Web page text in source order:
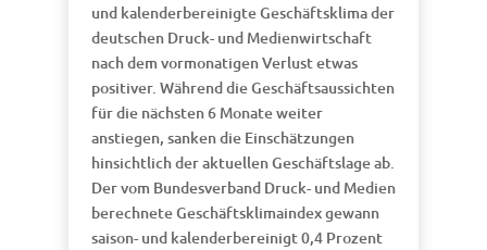
und kalenderbereinigte Geschäftsklima der
deutschen Druck- und Medienwirtschaft
nach dem vormonatigen Verlust etwas
positiver. Während die Geschäftsaussichten
für die nächsten 6 Monate weiter
anstiegen, sanken die Einschätzungen
hinsichtlich der aktuellen Geschäftslage ab.
Der vom Bundesverband Druck- und Medien
berechnete Geschäftsklimaindex gewann
saison- und kalenderbereinigt 0,4 Prozent